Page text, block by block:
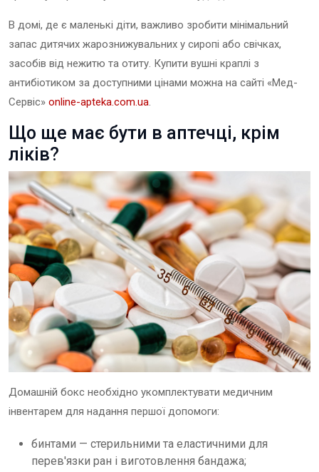
В домі, де є маленькі діти, важливо зробити мінімальний
запас дитячих жарознижувальних у сиропі або свічках,
засобів від нежитю та отиту. Купити вушні краплі з
антибіотиком за доступними цінами можна на сайті «Мед-
Сервіс» online-apteka.com.ua.
Що ще має бути в аптечці, крім
ліків?
Домашній бокс необхідно укомплектувати медичним
інвентарем для надання першої допомоги:
бинтами — стерильними та еластичними для
перев'язки ран і виготовлення бандажа;